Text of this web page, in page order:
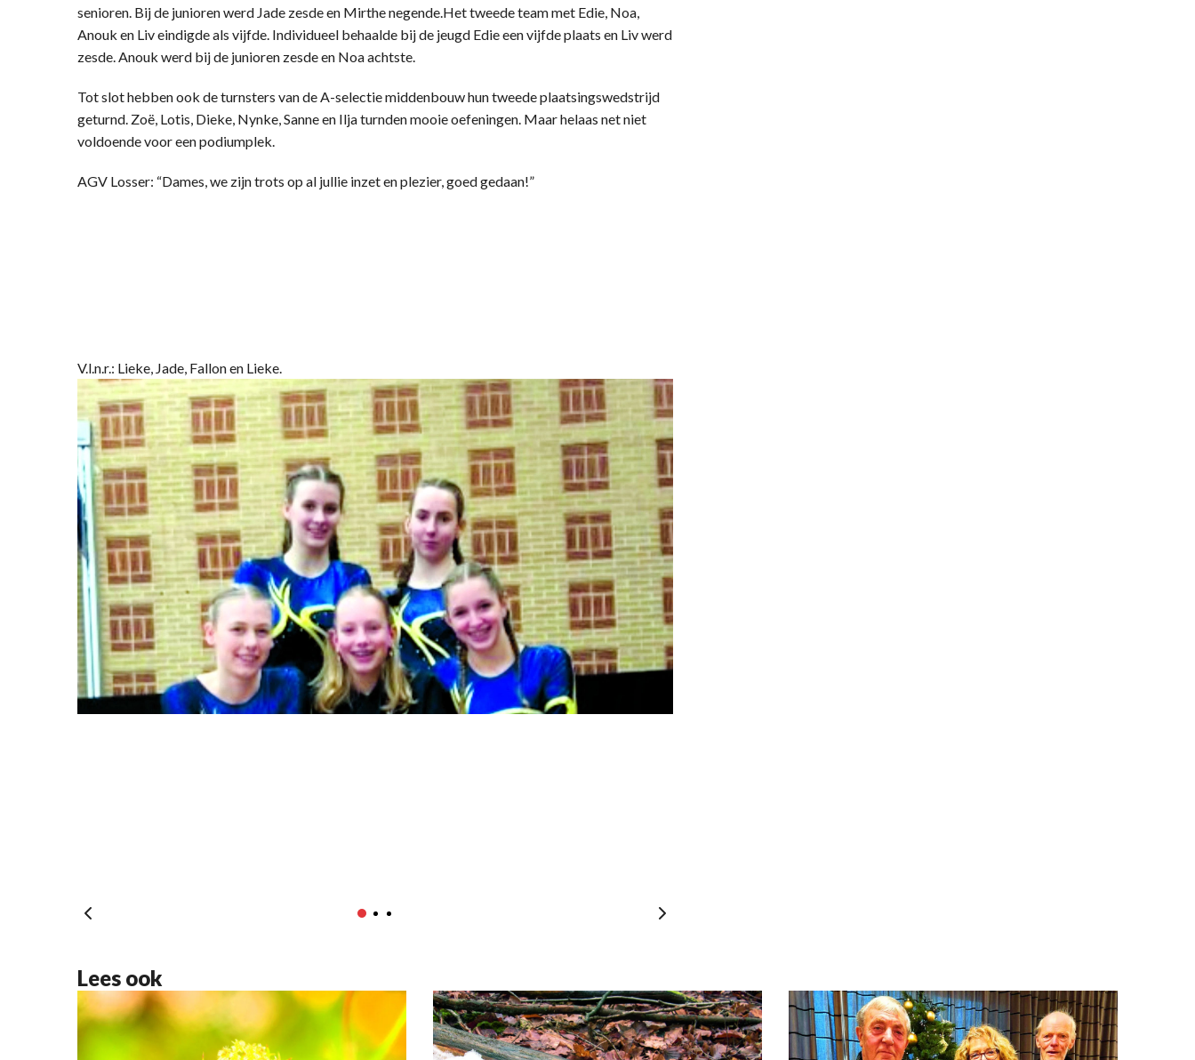
senioren. Bij de junioren werd Jade zesde en Mirthe negende.Het tweede team met Edie, Noa,
Anouk en Liv eindigde als vijfde. Individueel behaalde bij de jeugd Edie een vijfde plaats en Liv werd
zesde. Anouk werd bij de junioren zesde en Noa achtste.
Tot slot hebben ook de turnsters van de A-selectie middenbouw hun tweede plaatsingswedstrijd
geturnd. Zoë, Lotis, Dieke, Nynke, Sanne en Ilja turnden mooie oefeningen. Maar helaas net niet
voldoende voor een podiumplek.
AGV Losser: “Dames, we zijn trots op al jullie inzet en plezier, goed gedaan!”
V.l.n.r.: Lieke, Jade, Fallon en Lieke.
Lees ook